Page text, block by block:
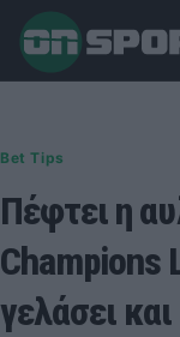
Bet Tips
Πέφτει η
Champions
γελάσει